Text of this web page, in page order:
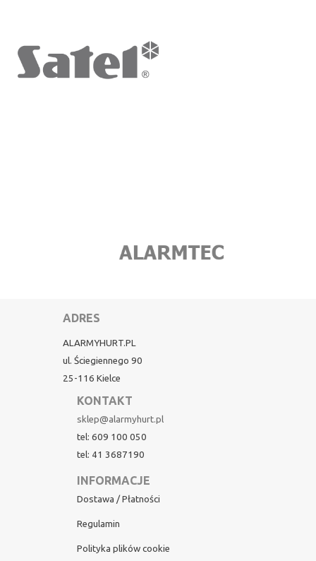
ADRES
ALARMYHURT.PL
ul. Ściegiennego 90
25-116 Kielce
KONTAKT
sklep@alarmyhurt.pl
tel: 609 100 050
tel: 41 3687190
INFORMACJE
Dostawa / Płatności
Regulamin
Polityka plików cookie